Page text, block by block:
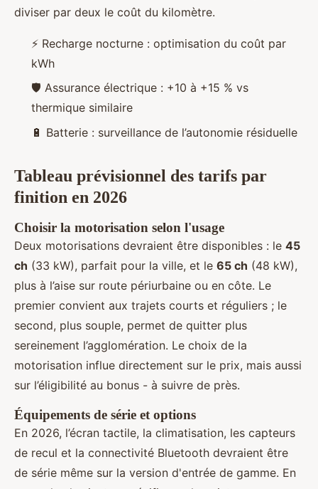
diviser par deux le coût du kilomètre.
⚡ Recharge nocturne : optimisation du coût par
kWh
🛡️ Assurance électrique : +10 à +15 % vs
thermique similaire
🔋 Batterie : surveillance de l’autonomie résiduelle
Tableau prévisionnel des tarifs par
finition en 2026
Choisir la motorisation selon l'usage
Deux motorisations devraient être disponibles : le 45
ch (33 kW), parfait pour la ville, et le 65 ch (48 kW),
plus à l’aise sur route périurbaine ou en côte. Le
premier convient aux trajets courts et réguliers ; le
second, plus souple, permet de quitter plus
sereinement l’agglomération. Le choix de la
motorisation influe directement sur le prix, mais aussi
sur l’éligibilité au bonus - à suivre de près.
Équipements de série et options
En 2026, l’écran tactile, la climatisation, les capteurs
de recul et la connectivité Bluetooth devraient être
de série même sur la version d'entrée de gamme. En